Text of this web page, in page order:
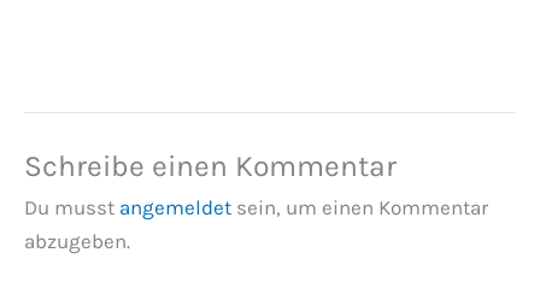
Schreibe einen Kommentar
Du musst angemeldet sein, um einen Kommentar
abzugeben.